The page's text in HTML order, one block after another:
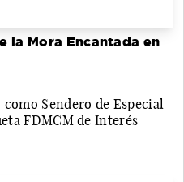
la Mora Encantada en
Sendero de Especial
FDMCM de Interés